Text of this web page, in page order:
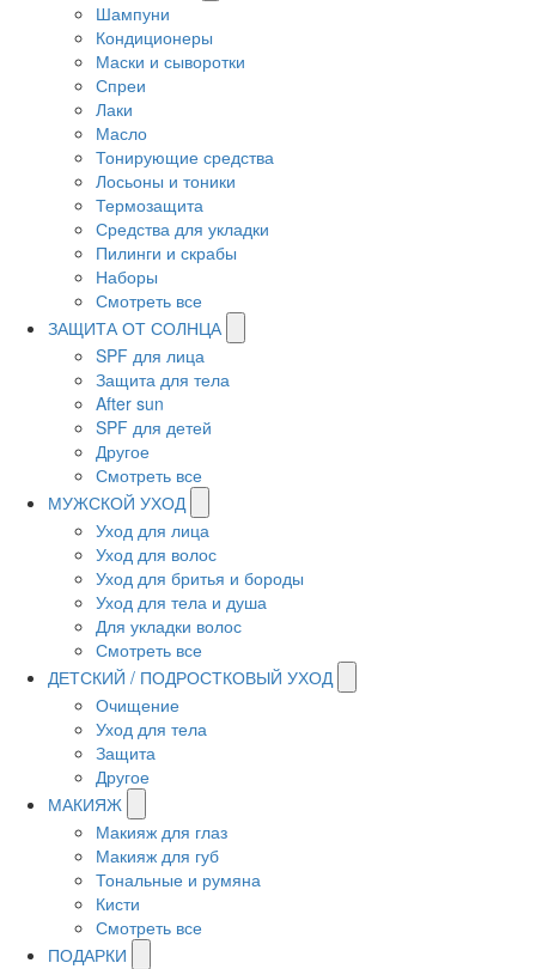
Шампуни
Кондиционеры
Маски и сыворотки
Спреи
Лаки
Масло
Тонирующие средства
Лосьоны и тоники
Термозащита
Средства для укладки
Пилинги и скрабы
Наборы
Смотреть все
ЗАЩИТА ОТ СОЛНЦА
SPF для лица
Защита для тела
After sun
SPF для детей
Другое
Смотреть все
МУЖСКОЙ УХОД
Уход для лица
Уход для волос
Уход для бритья и бороды
Уход для тела и душа
Для укладки волос
Смотреть все
ДЕТСКИЙ / ПОДРОСТКОВЫЙ УХОД
Очищение
Уход для тела
Защита
Другое
МАКИЯЖ
Макияж для глаз
Макияж для губ
Тональные и румяна
Кисти
Смотреть все
ПОДАРКИ